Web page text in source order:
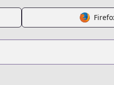
www.cdjapan.co.jp/